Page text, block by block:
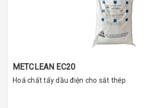
METCLEAN EC20
Hoá chất tẩy dầu điện cho sắt thép